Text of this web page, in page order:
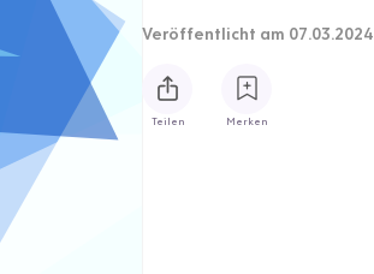
Veröffentlicht am 07.03.2024
Teilen Merken